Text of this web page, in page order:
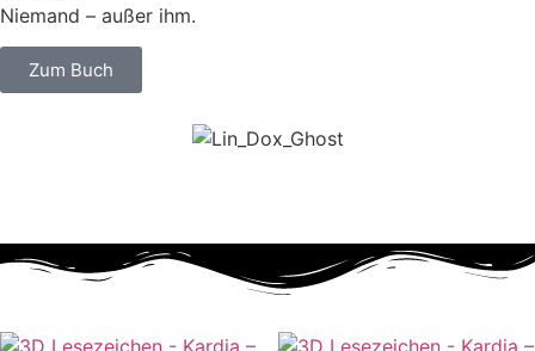
Niemand – außer ihm.
Zum Buch